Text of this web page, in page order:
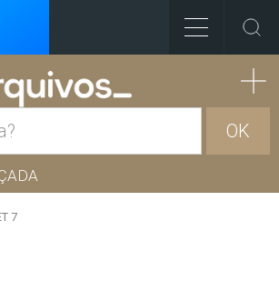
OK
7